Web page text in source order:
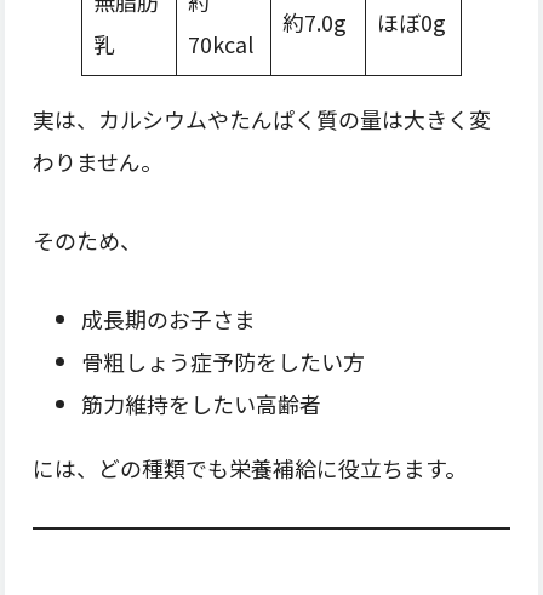
乳
70kcal
約7.0g ほぼ0g
実は、カルシウムやたんぱく質の量は大きく変
わりません。
そのため、
成長期のお子さま
骨粗しょう症予防をしたい方
筋力維持をしたい高齢者
には、どの種類でも栄養補給に役立ちます。